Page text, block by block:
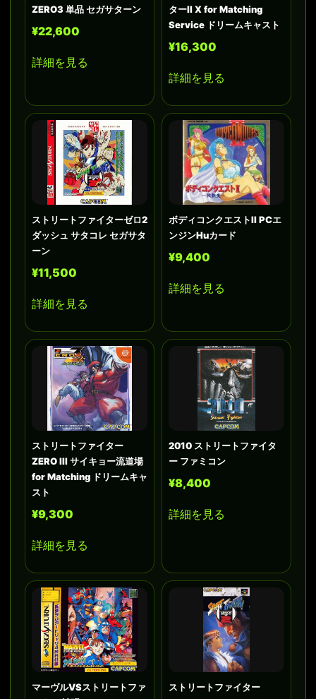
ZERO3 単品 セガサターン
¥22,600
詳細を見る
ターII X for Matching
Service ドリームキャスト
¥16,300
詳細を見る
ストリートファイターゼロ2
ダッシュ サタコレ セガサタ
ーン
¥11,500
詳細を見る
ボディコンクエストII PCエ
ンジンHuカード
¥9,400
詳細を見る
ストリートファイター
ZERO III サイキョー流道場
for Matching ドリームキャ
スト
¥9,300
詳細を見る
2010 ストリートファイタ
ー ファミコン
¥8,400
詳細を見る
マーヴルVSストリートファ
ストリートファイター